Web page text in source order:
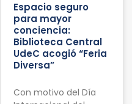
Espacio seguro
para mayor
conciencia:
Biblioteca Central
UdeC acogió “Feria
Diversa”
Con motivo del Día